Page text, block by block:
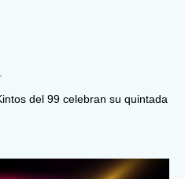
del 99 celebran su quintada